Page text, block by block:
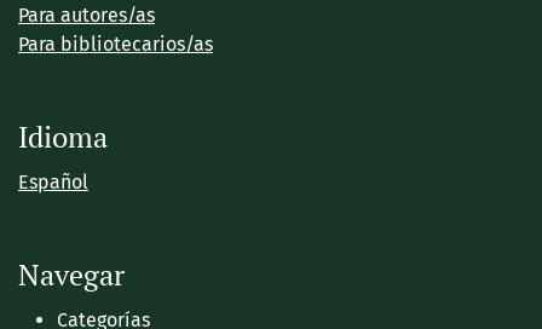
Para autores/as
Para bibliotecarios/as
Idioma
Español
Navegar
Categorías